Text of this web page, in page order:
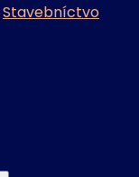
Stavebníctvo